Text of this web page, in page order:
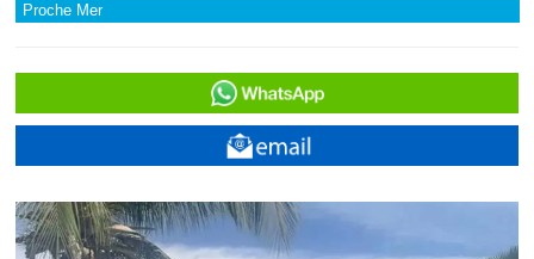
Proche Mer